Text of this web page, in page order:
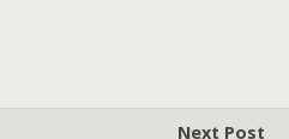
Next Post